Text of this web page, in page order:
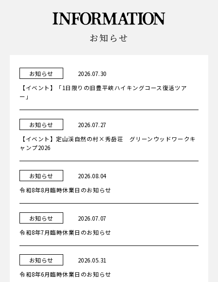
お知らせ
お知らせ
テ
2026.07.30日
【イベント】「1日限りの旧豊平峡ハイキングコース復活ツア
ー」
お知らせ
テ
ゴ
リ
2026.07.27日
【イベント】定山渓自然の村×秀岳荘 グリーンウッドワークキ
ャンプ2026
お知らせ
テ
ゴ
リ
2026.08.04日
令和8年8月臨時休業日のお知らせ
お知らせ
テ
ゴ
リ
2026.07.07日
令和8年7月臨時休業日のお知らせ
お知らせ
テ
ゴ
リ
2026.05.31
令和8年6月臨時休業日のお知らせ